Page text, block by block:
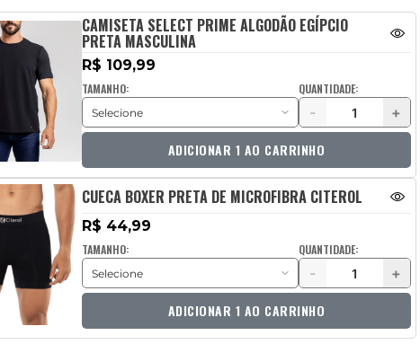
CAMISETA SELECT PRIME ALGODÃO EGÍPCIO
PRETA MASCULINA
R$ 109,99
TAMANHO: QUANTIDADE:
- +
ADICIONAR 1 AO CARRINHO
CUECA BOXER PRETA DE MICROFIBRA CITEROL
R$ 44,99
TAMANHO: QUANTIDADE:
- +
ADICIONAR 1 AO CARRINHO